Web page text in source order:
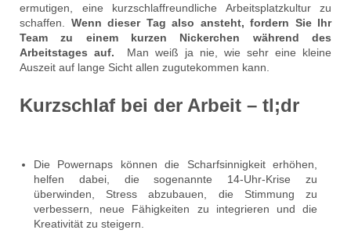
ermutigen, eine kurzschlaffreundliche Arbeitsplatzkultur zu
schaffen. Wenn dieser Tag also ansteht, fordern Sie Ihr
Team zu einem kurzen Nickerchen während des
Arbeitstages auf.
Man weiß ja nie, wie sehr eine kleine
Auszeit auf lange Sicht allen zugutekommen kann.
Kurzschlaf bei der Arbeit – tl;dr
Die Powernaps können die Scharfsinnigkeit erhöhen,
helfen dabei, die sogenannte 14-Uhr-Krise zu
überwinden, Stress abzubauen, die Stimmung zu
verbessern, neue Fähigkeiten zu integrieren und die
Kreativität zu steigern.